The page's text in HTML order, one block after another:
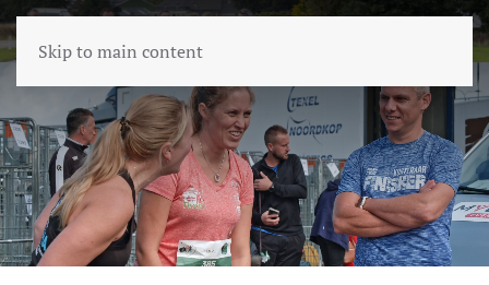
Skip to main content